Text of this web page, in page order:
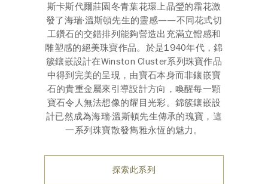
斯卡斯代爾莊園冬青葉花環上晶瑩的霜花激
發了海瑞·溫斯頓先生的靈感——不同花式切
工鑽石的交錯排列能夠營造出充滿立體感和
雕塑感的絕美珠寶作品。於是1940年代，錦
簇鑲嵌設計在Winston Cluster系列珠寶作品
中得到完美的呈現，由寶石本身而非鑲嵌寶
石的貴重金屬來引導設計方向，喚醒每一顆
寶石令人無法想像的耀目光彩。錦簇鑲嵌設
計已然成為海瑞·溫斯頓先生傳承的瑰寶，這
一系列珠寶散發雋雅永恆的魅力。
探索此系列